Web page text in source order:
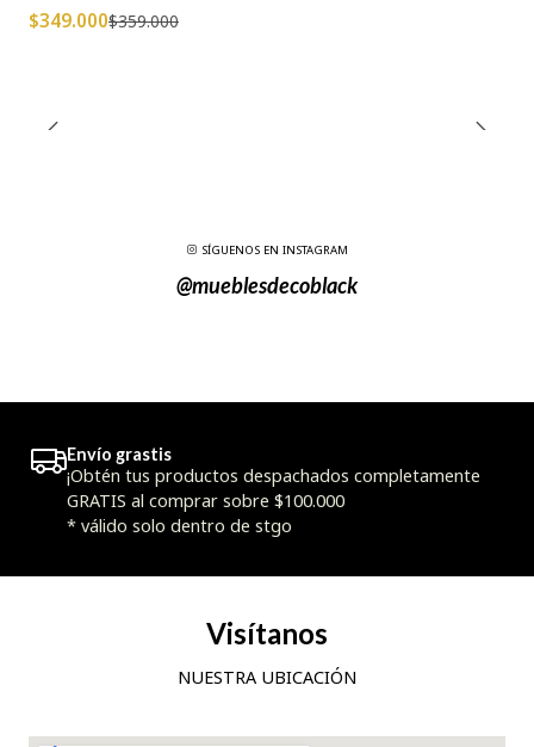
$349.000$359.000
SÍGUENOS EN INSTAGRAM
@mueblesdecoblack
Envío grastis
¡Obtén tus productos despachados completamente
GRATIS al comprar sobre $100.000
* válido solo dentro de stgo
Visítanos
NUESTRA UBICACIÓN